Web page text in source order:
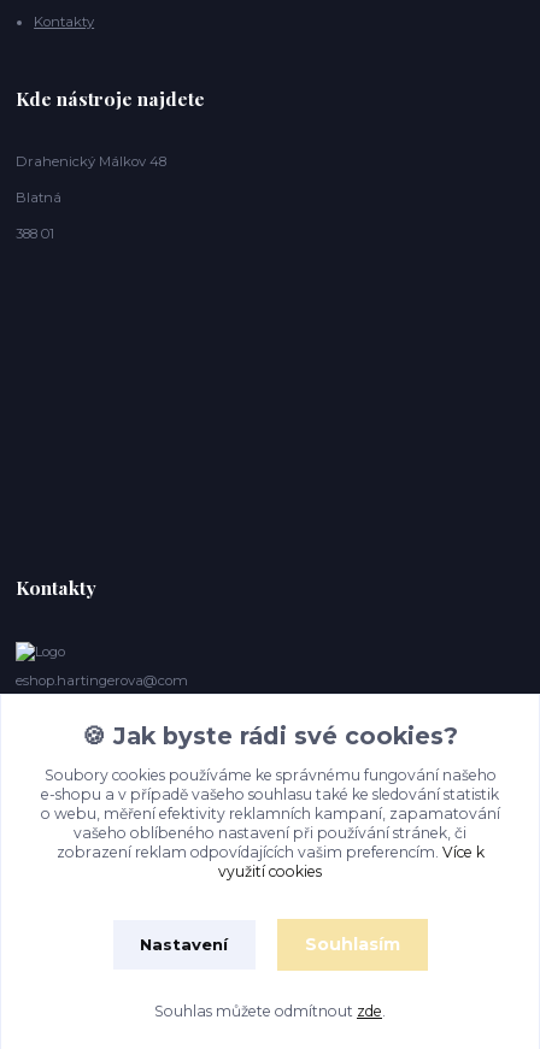
Kontakty
Kde nástroje najdete
Drahenický Málkov 48
Blatná
388 01
Kontakty
eshop.hartingerova@com
Irena Marie Hartingerová
605132850
(Po-Ne, 9- 20 hod.) Když se nedovoláte, volám zpět
imh@hartingerova.com
Vytvořeno na Eshop-rychle.cz
🍪 Jak byste rádi své cookies?
Soubory cookies používáme ke správnému fungování našeho
e-shopu a v případě vašeho souhlasu také ke sledování statistik
o webu, měření efektivity reklamních kampaní, zapamatování
vašeho oblíbeného nastavení při používání stránek, či
zobrazení reklam odpovídajících vašim preferencím. Více k
využití cookies
Nastavení Souhlasím
Souhlas můžete odmítnout zde